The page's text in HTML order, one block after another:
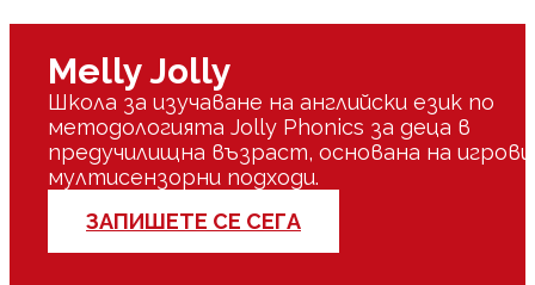
Melly Jolly
Школа за изучаване на английски език по
методологията Jolly Phonics за деца в
предучилищна възраст, основана на
мултисензорни подходи.
ЗАПИШЕТЕ СЕ СЕГА